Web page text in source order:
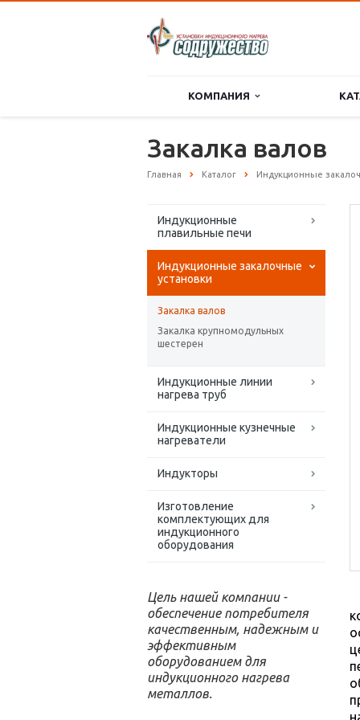
КОМПАНИЯ
Закалка валов
Главная Каталог Индукционные
Индукционные
плавильные печи
Индукционные закалочные
установки
Закалка валов
Закалка крупномодульных
шестерен
Индукционные линии
нагрева труб
Индукционные кузнечные
нагреватели
Индукторы
Изготовление
комплектующих для
индукционного
оборудования
Цель нашей компании -
обеспечение потребителя
качественным, надежным и
эффективным
оборудованием для
индукционного нагрева
металлов.